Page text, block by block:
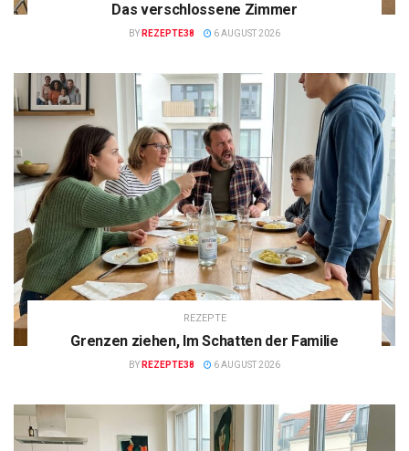
Das verschlossene Zimmer
BY REZEPTE38 6 AUGUST 2026
REZEPTE
Grenzen ziehen, Im Schatten der Familie
BY REZEPTE38 6 AUGUST 2026